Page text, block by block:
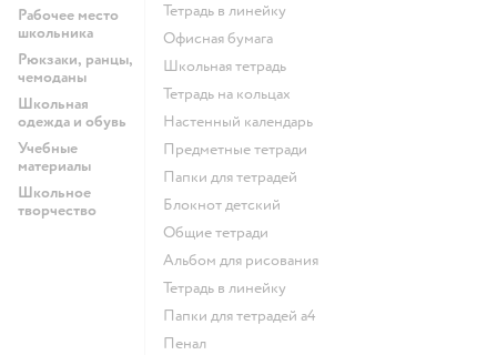
Рабочее место
школьника
Рюкзаки, ранцы,
чемоданы
Школьная
одежда и обувь
Учебные
материалы
Школьное
творчество
Тетрадь в линейку
Офисная бумага
Школьная тетрадь
Тетрадь на кольцах
Настенный календарь
Предметные тетради
Папки для тетрадей
Блокнот детский
Общие тетради
Альбом для рисования
Тетрадь в линейку
Папки для тетрадей а4
Пенал